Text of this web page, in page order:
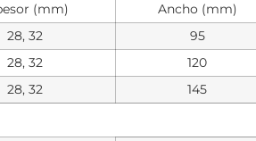
(mm)
Ancho (mm)
28, 32
95
28, 32
120
28, 32
145